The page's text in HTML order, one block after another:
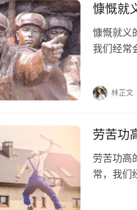
慷慨就
慷慨就义
我们经常
林芷文
劳苦功
劳苦功高
常，我们